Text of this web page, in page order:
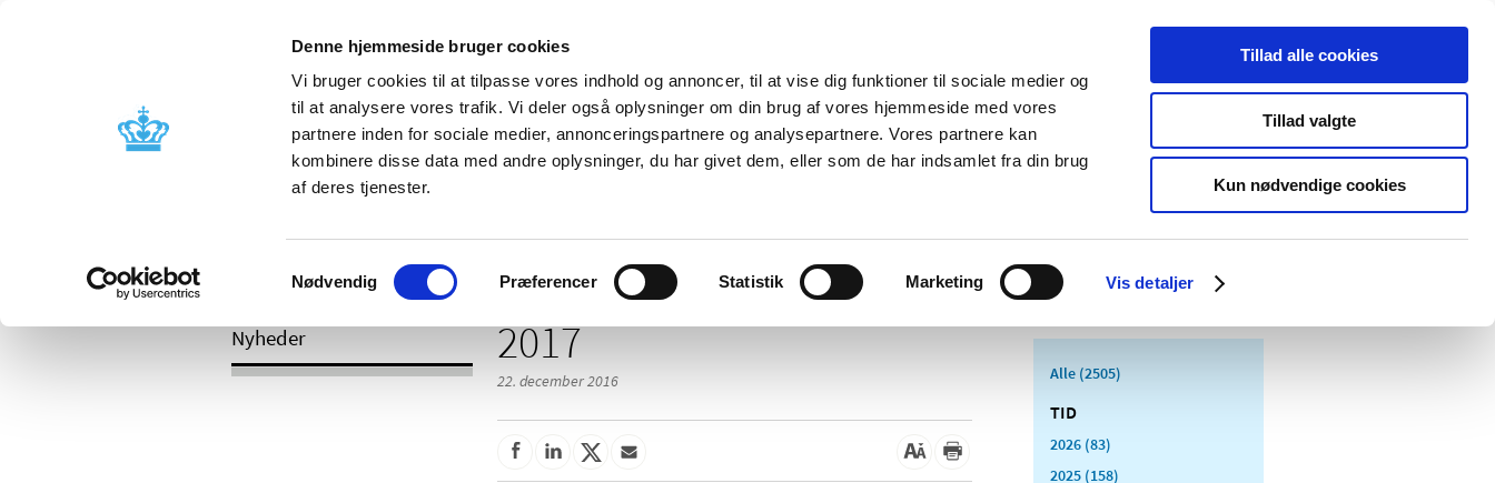
Denne hjemmeside bruger cookies
Vi bruger cookies til at tilpasse vores indhold og annoncer, til at vise dig funktioner til sociale medier og
til at analysere vores trafik. Vi deler også oplysninger om din brug af vores hjemmeside med vores
partnere inden for sociale medier, annonceringspartnere og analysepartnere. Vores partnere kan
kombinere disse data med andre oplysninger, du har givet dem, eller som de har indsamlet fra din brug
af deres tjenester.
Samtykkevalg
Nødvendig Præferencer Statistik Marketing Vis detaljer
Tillad alle cookies
Tillad valgte
Kun nødvendige cookies
Nyheder Om os Kontakt Udgivelser
Godkendelse og
Bivirkninger og
produktinformation
Tilskud og
Apoteker og salg af
Medicinsk
Særlige
produktområder
/ 2017
Nyheder 2017
22. december 2016 Alle (2505)
TID
2026 (83)
2025 (158)